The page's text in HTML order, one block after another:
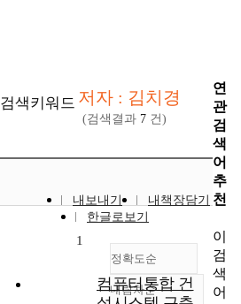
검색키워드 저자 : 김치경
(검색결과 7 건)
내보내기
내책장담기
한글로보기
정확도순
정확도
내림차순
1
컴퓨터통합 건
연
관
검
색
어
추
천
이
검
색
어